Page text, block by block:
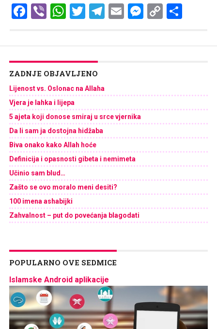
Facebook
ViberWhatsApp
Twitter
Telegram
EmailCopy
ZADNJE OBJAVLJENO
Lijenost vs. Oslonac na Allaha
Vjera je lahka i lijepa
5 ajeta koji donose smiraj u srce vjernika
Da li sam ja dostojna hidžaba
Biva onako kako Allah hoće
Definicija i opasnosti gibeta i nemimeta
Učinio sam blud…
Zašto se ovo moralo meni desiti?
100 imena ashabijki
Zahvalnost – put do povećanja blagodati
POPULARNO OVE SEDMICE
Islamske Android aplikacije